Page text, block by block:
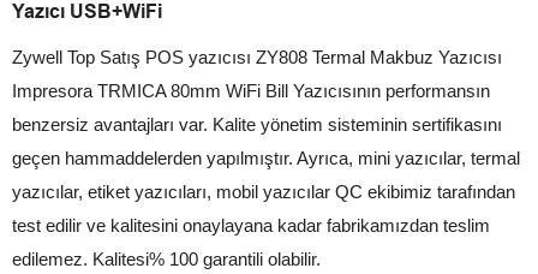
Yazıcı USB+WiFi
Zywell Top Satış POS yazıcısı ZY808 Termal Makbuz Yazıcısı
Impresora TRMICA 80mm WiFi Bill Yazıcısının performansın
benzersiz avantajları var. Kalite yönetim sisteminin sertifikasını
geçen hammaddelerden yapılmıştır. Ayrıca, mini yazıcılar, termal
yazıcılar, etiket yazıcıları, mobil yazıcılar QC ekibimiz tarafından
test edilir ve kalitesini onaylayana kadar fabrikamızdan teslim
edilemez. Kalitesi% 100 garantili olabilir.